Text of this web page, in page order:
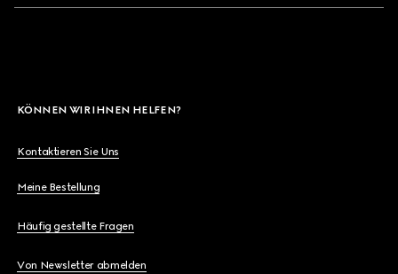
KÖNNEN WIR IHNEN HELFEN?
Kontaktieren Sie Uns
Meine Bestellung
Häufig gestellte Fragen
Von Newsletter abmelden